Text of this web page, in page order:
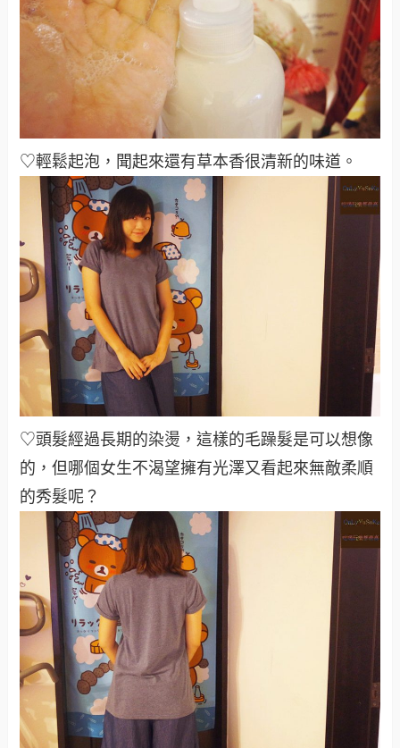
♡輕鬆起泡，聞起來還有草本香很清新的味道 。
♡頭髮經過長期的染燙，這樣的毛躁髮是可以想像
的，但哪個女生不渴望擁有光澤又看起來無敵柔順
的秀髮呢？